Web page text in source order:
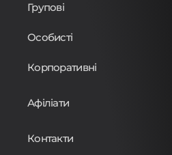
Групові
Особисті
Корпоративні
Афіліати
Контакти